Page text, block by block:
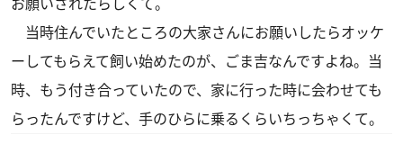
当時住んでいたところの大家さんにお願いしたらオッケ
ーしてもらえて飼い始めたのが、ごま吉なんですよね。当
時、もう付き合っていたので、家に行った時に会わせても
らったんですけど、手のひらに乗るくらいちっちゃくて。